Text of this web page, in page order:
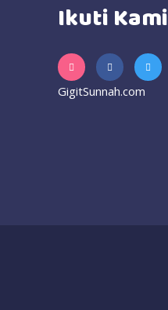
Ikuti Kami
GigitSunnah.com